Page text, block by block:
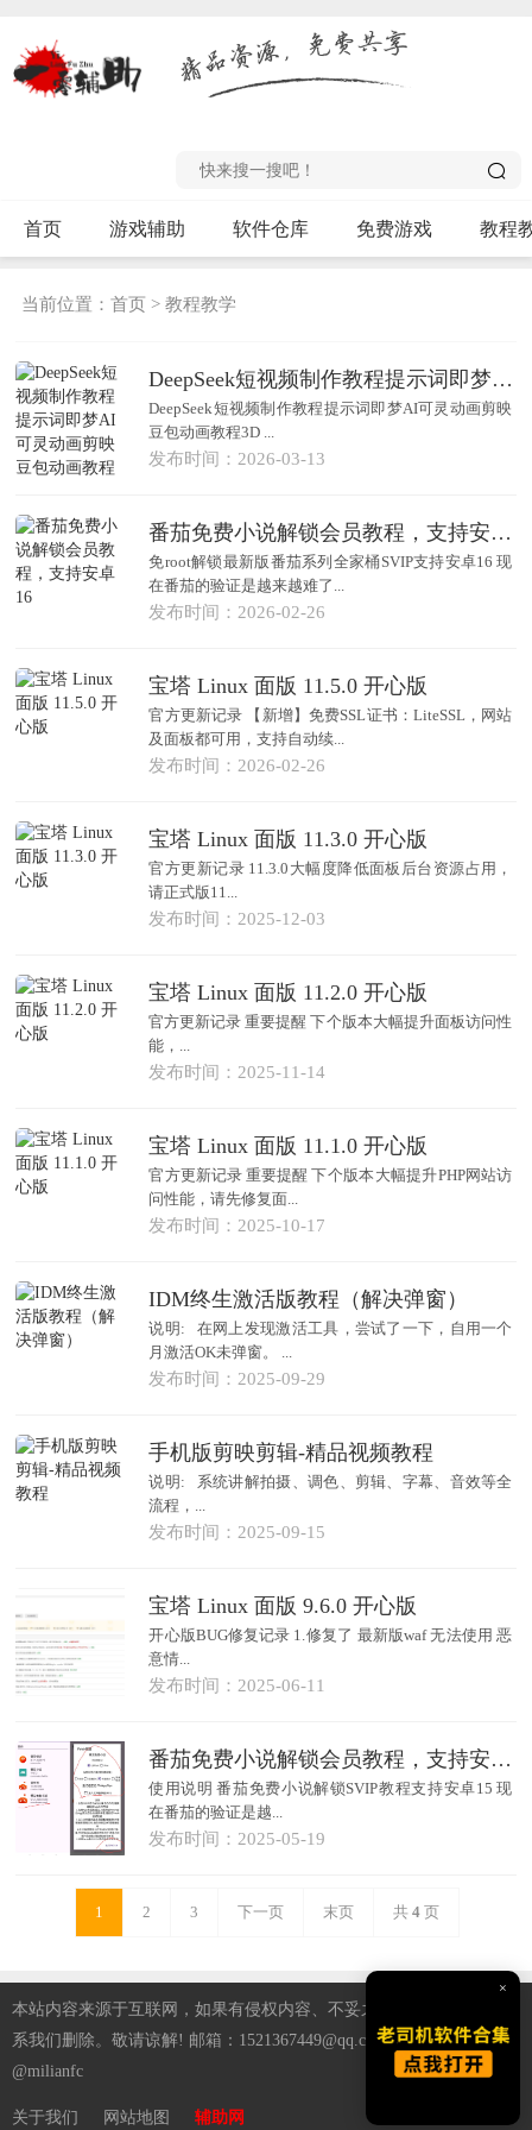
首页 游戏辅助 软件仓库 免费游戏 教程
当前位置：首页 >教程教学
DeepSeek短视频制作教程提示词即梦AI可灵动画剪映豆包动画教程3D
DeepSeek短视频制作教程提示词即梦AI可灵动画剪映
发布时间：2026-03-13
番茄免费小说解锁会员教程，支持安卓16
免root解锁最新版番茄系列全家桶SVIP支持安卓16 现
在番茄的验证是越来越难了...
发布时间：2026-02-26
宝塔 Linux 面版 11.5.0 开心版
官方更新记录 【新增】免费SSL证书：LiteSSL，网站
及面板都可用，支持自动续...
发布时间：2026-02-26
宝塔 Linux 面版 11.3.0 开心版
官方更新记录 11.3.0大幅度降低面板后台资源占用，
请正式版11...
发布时间：2025-12-03
宝塔 Linux 面版 11.2.0 开心版
官方更新记录 重要提醒 下个版本大幅提升面板访问性
能，...
发布时间：2025-11-14
宝塔 Linux 面版 11.1.0 开心版
官方更新记录 重要提醒 下个版本大幅提升PHP网站访
问性能，请先修复面...
发布时间：2025-10-17
IDM终生激活版教程（解决弹窗）
说明: 在网上发现激活工具，尝试了一下，自用一个
月激活OK未弹窗。 ...
发布时间：2025-09-29
手机版剪映剪辑-精品视频教程
说明: 系统讲解拍摄、调色、剪辑、字幕、音效等全
流程，...
发布时间：2025-09-15
宝塔 Linux 面版 9.6.0 开心版
开心版BUG修复记录 1.修复了 最新版waf 无法使用 恶
意情...
发布时间：2025-06-11
番茄免费小说解锁会员教程，支持安卓15
使用说明 番茄免费小说解锁SVIP教程支持安卓15 现
在番茄的验证是越...
发布时间：2025-05-19
1 2 3 下一页 末页 共 4页
本站内容来源于互联网，如果有侵权内容、不妥之处，请第一时间联
系我们删除。敬请谅解! 邮箱：1521367449@qq.com 纸飞机TG：
@milianfc
关于我们 网站地图 辅助网
×